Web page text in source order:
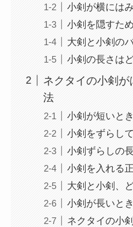
小剣が横には
小剣を隠すた
大剣と小剣の
小剣の長さは
ネクタイの小剣
法
小剣が短いと
小剣をずらし
小剣ずらしの
小剣を入れる
大剣と小剣、
小剣が長いと
ネクタイの小